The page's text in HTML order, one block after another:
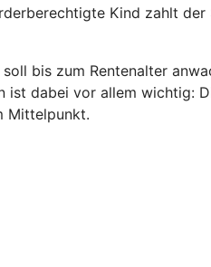
Kind zahlt
bis zum Rentenalter
ist dabei vor allem wichtig:
Mittelpunkt.